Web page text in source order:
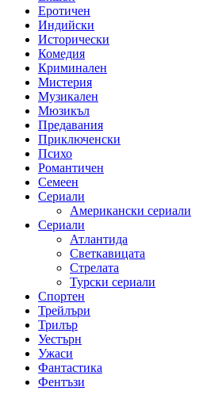
Еротичен
Индийски
Исторически
Комедия
Криминален
Мистерия
Музикален
Мюзикъл
Предавания
Приключенски
Психо
Романтичен
Семеен
Сериали
Американски сериали
Сериали
Атлантида
Светкавицата
Стрелата
Турски сериали
Спортен
Трейлъри
Трилър
Уестърн
Ужаси
Фантастика
Фентъзи